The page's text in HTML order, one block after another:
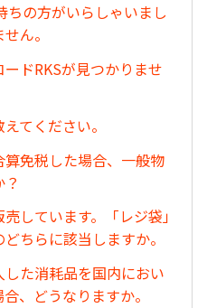
ちの方がいらしゃいまし
ん。
ドRKSが見つかりませ
てください。
免税した場合、一般物
しています。「レジ袋」
ちらに該当しますか。
た消耗品を国内におい
、どうなりますか。